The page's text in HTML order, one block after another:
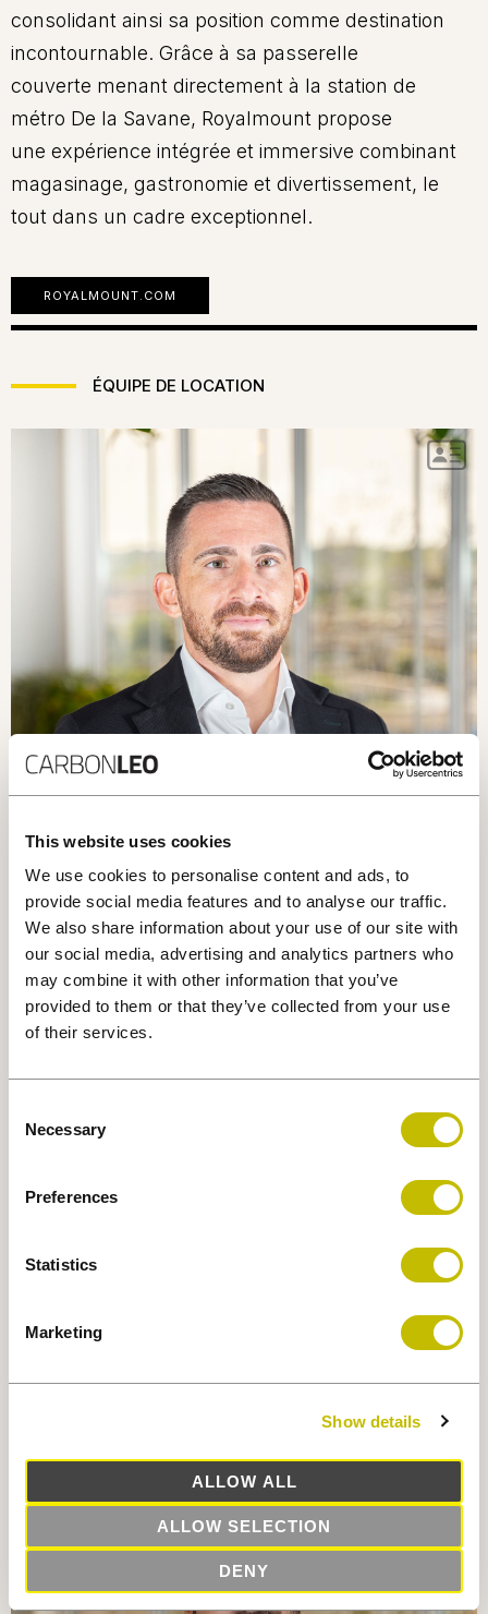
This website uses cookies
We use cookies to personalise content and ads, to
provide social media features and to analyse our traffic.
We also share information about your use of our site with
our social media, advertising and analytics partners who
may combine it with other information that you’ve
provided to them or that they’ve collected from your use
of their services.
Selection
Necessary
Preferences
Statistics
Marketing
Show details
ALLOW ALL
ALLOW SELECTION
DENY
consolidant ainsi sa position comme destination
incontournable. Grâce à sa passerelle
couverte menant directement à la station de
métro De la Savane, Royalmount propose
une expérience intégrée et immersive combinant
magasinage, gastronomie et divertissement, le
tout dans un cadre exceptionnel.
ROYALMOUNT.COM
ÉQUIPE DE LOCATION
Michael Stroll
VICE-PRÉSIDENT PRINCIPAL, LOCATION ET ASSOCIÉ